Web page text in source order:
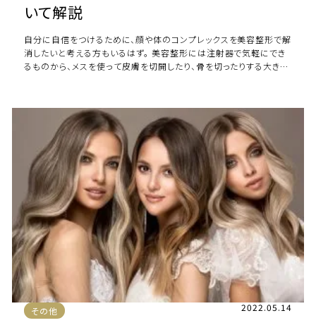
いて解説
自分に自信をつけるために、顔や体のコンプレックスを美容整形で解
消したいと考える方もいるはず。 美容整形には注射器で気軽にでき
るものから、メスを使って皮膚を切開したり、骨を切ったりする大きな
その他 2022.05.14